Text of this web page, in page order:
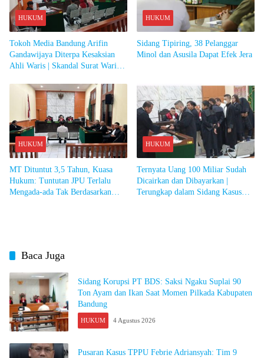
HUKUM
Tokoh Media Bandung Arifin
Gandawijaya Diterpa Kesaksian
Ahli Waris | Skandal Surat Waris
HUKUM
Sidang Tipiring, 38 Pelanggar
Minol dan Asusila Dapat Efek Jera
HUKUM
MT Dituntut 3,5 Tahun, Kuasa
Hukum: Tuntutan JPU Terlalu
Mengada-ada Tak Berdasarkan
HUKUM
Ternyata Uang 100 Miliar Sudah
Dicairkan dan Dibayarkan |
Terungkap dalam Sidang Kasus
Baca Juga
Sidang Korupsi PT BDS: Saksi Ngaku Suplai 90
Ton Ayam dan Ikan Saat Momen Pilkada Kabupaten
Bandung
HUKUM 4 Agustus 2026
Pusaran Kasus TPPU Febrie Adriansyah: Tim 9